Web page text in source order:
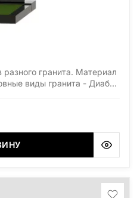
гранита. Материал
виды гранита - Диабаз
Урал), Лезниковский
Лабродарит
Сюксюансаари
(Россия, Мурманская